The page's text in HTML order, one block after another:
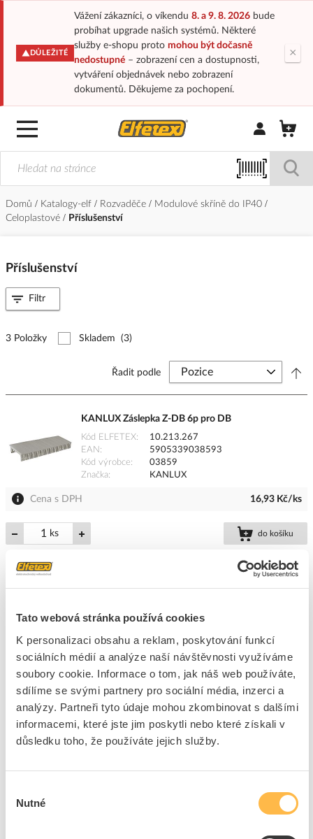
Tato webová stránka používá cookies
K personalizaci obsahu a reklam, poskytování funkcí
sociálních médií a analýze naší návštěvnosti využíváme
soubory cookie. Informace o tom, jak náš web používáte,
sdílíme se svými partnery pro sociální média, inzerci a
analýzy. Partneři tyto údaje mohou zkombinovat s dalšími
informacemi, které jste jim poskytli nebo které získali v
důsledku toho, že používáte jejich služby.
souhlasu
Nutné
DŮLEŽITÉ
Vážení zákazníci, o víkendu 8. a 9. 8. 2026bude
probíhat upgrade našich systémů. Některé
služby e-shopu proto mohou být dočasně
nedostupné– zobrazení cen a dostupnosti,
vytváření objednávek nebo zobrazení
dokumentů. Děkujeme za pochopení.
×
Přihlásit/
Domů Katalogy-elf Rozvaděče
Modulové skříně do IP40
Celoplastové
Příslušenství
Příslušenství
3 Položky Skladem (3)
Řadit podle
KANLUX Záslepka Z-DB 6p pro DB
Kód ELFETEX
10.213.267
EAN
5905339038593
Kód výrobce
03859
Značka
KANLUX
Cena s DPH 16,93 Kč/ks
ks do košíku
Přidat k porovnání
24 ks
4dní 99 ks
EATON Zámek LOCK-KLV náhradní
Kód ELFETEX
11.020.420
EAN
4015081742479
Značka
EATON
Cena s DPH
ks do košíku
Filtr